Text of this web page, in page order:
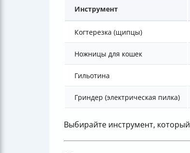
Инструмент
Когтерезка (щипцы)
Ножницы для кошек
Гильотина
Гриндер (электрическая пилка)
Выбирайте инструмент,